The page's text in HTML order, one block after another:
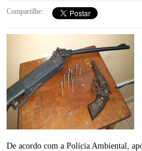
Compartilhe:
De acordo com a Polícia Ambiental,